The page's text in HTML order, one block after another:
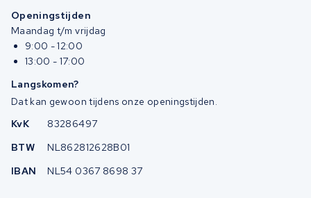
Openingstijden
Maandag t/m vrijdag
9:00 - 12:00
13:00 - 17:00
Langskomen?
Dat kan gewoon tijdens onze openingstijden.
KvK
83286497
BTW
NL862812628B01
IBAN
NL54 0367 8698 37